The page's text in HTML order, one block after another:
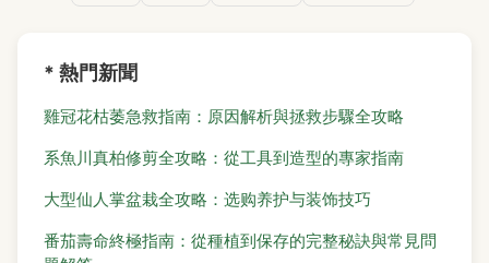
* 熱門新聞
雞冠花枯萎急救指南：原因解析與拯救步驟全攻略
系魚川真柏修剪全攻略：從工具到造型的專家指南
大型仙人掌盆栽全攻略：选购养护与装饰技巧
番茄壽命終極指南：從種植到保存的完整秘訣與常見問